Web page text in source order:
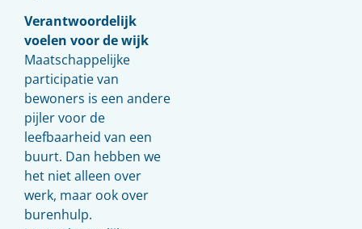
Verantwoordelijk
voelen voor de wijk
Maatschappelijke
participatie van
bewoners is een andere
pijler voor de
leefbaarheid van een
buurt. Dan hebben we
het niet alleen over
werk, maar ook over
burenhulp.